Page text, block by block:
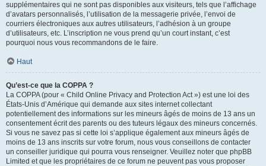
supplémentaires qui ne sont pas disponibles aux visiteurs, tels que l’affichage
d’avatars personnalisés, l’utilisation de la messagerie privée, l’envoi de
courriers électroniques aux autres utilisateurs, l’adhésion à un groupe
d’utilisateurs, etc. L’inscription ne vous prend qu’un court instant, c’est
pourquoi nous vous recommandons de le faire.
Haut
Qu’est-ce que la COPPA ?
La COPPA (pour « Child Online Privacy and Protection Act ») est une loi des
États-Unis d’Amérique qui demande aux sites internet collectant
potentiellement des informations sur les mineurs âgés de moins de 13 ans un
consentement écrit des parents ou des tuteurs légaux des mineurs concernés.
Si vous ne savez pas si cette loi s’applique également aux mineurs âgés de
moins de 13 ans inscrits sur votre forum, nous vous conseillons de contacter
un conseiller juridique qui pourra vous renseigner. Veuillez noter que phpBB
Limited et que les propriétaires de ce forum ne peuvent pas vous proposer